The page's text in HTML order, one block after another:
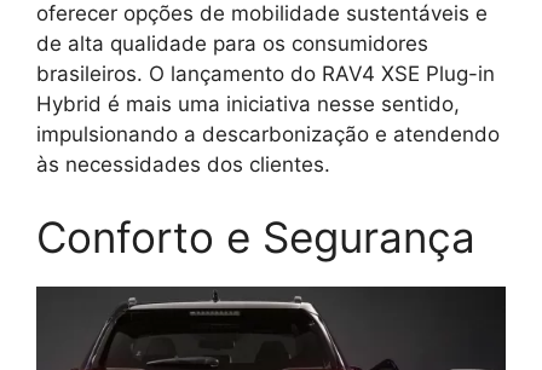
oferecer opções de mobilidade sustentáveis e
de alta qualidade para os consumidores
brasileiros. O lançamento do RAV4 XSE Plug-in
Hybrid é mais uma iniciativa nesse sentido,
impulsionando a descarbonização e atendendo
às necessidades dos clientes.
Conforto e Segurança